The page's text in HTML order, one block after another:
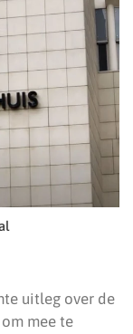
uitleg over de
mee te